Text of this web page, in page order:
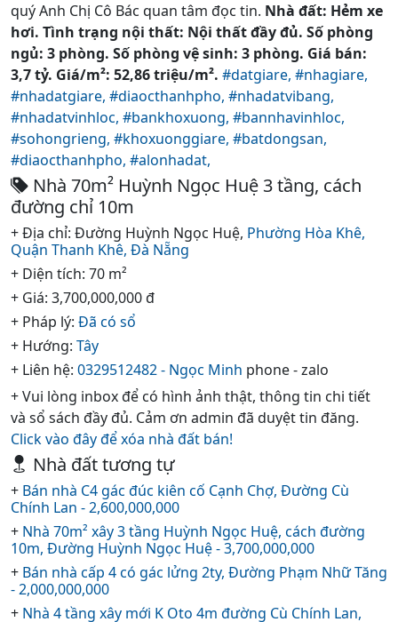
quý Anh Chị Cô Bác quan tâm đọc tin. Nhà đất: Hẻm xe
hơi. Tình trạng nội thất: Nội thất đầy đủ. Số phòng
ngủ: 3 phòng. Số phòng vệ sinh: 3 phòng. Giá bán:
3,7 tỷ. Giá/m²: 52,86 triệu/m². #datgiare, #nhagiare,
#nhadatgiare, #diaocthanhpho, #nhadatvibang,
#nhadatvinhloc, #bankhoxuong, #bannhavinhloc,
#sohongrieng, #khoxuonggiare, #batdongsan,
#diaocthanhpho, #alonhadat,
Nhà 70m² Huỳnh Ngọc Huệ 3 tầng, cách
đường chỉ 10m
+ Địa chỉ: Đường Huỳnh Ngọc Huệ, Phường Hòa Khê,
Quận Thanh Khê, Đà Nẵng
+ Diện tích: 70 m²
+ Giá: 3,700,000,000 đ
+ Pháp lý: Đã có sổ
+ Hướng: Tây
+ Liên hệ: 0329512482 - Ngọc Minh phone - zalo
+ Vui lòng inbox để có hình ảnh thật, thông tin chi tiết
và sổ sách đầy đủ. Cảm ơn admin đã duyệt tin đăng.
Click vào đây để xóa nhà đất bán!
Nhà đất tương tự
+ Bán nhà C4 gác đúc kiên cố Cạnh Chợ, Đường Cù
Chính Lan - 2,600,000,000
+ Nhà 70m² xây 3 tầng Huỳnh Ngọc Huệ, cách đường
10m, Đường Huỳnh Ngọc Huệ - 3,700,000,000
+ Bán nhà cấp 4 có gác lửng 2ty, Đường Phạm Nhữ Tăng
- 2,000,000,000
+ Nhà 4 tầng xây mới K Oto 4m đường Cù Chính Lan,